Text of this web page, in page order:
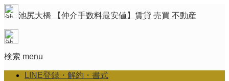
池尻大橋 【仲介手数料最安値】賃貸 売買 不動産
検索 menu
LINE登録・解約・書式